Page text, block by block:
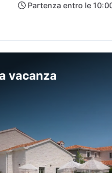
Partenza entro le
vacanza